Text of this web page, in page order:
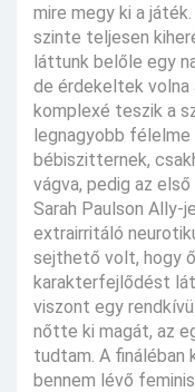
mire megy ki a
szinte teljesen
láttunk belőle egy
de érdekeltek volna
komplexé teszik a
legnagyobb félelme
bébiszitternek,
vágva, pedig az
Sarah Paulson Ally-
extrairritáló
sejthető volt, hogy
karakterfejlődést
viszont egy
nőtte ki magát, az
tudtam. A fináléban
bennem lévő